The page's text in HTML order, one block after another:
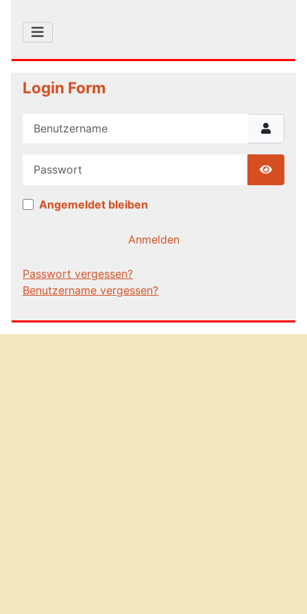
Login Form
Benutzername
Show
Angemeldet bleiben
Anmelden
Passwort vergessen?
Benutzername vergessen?